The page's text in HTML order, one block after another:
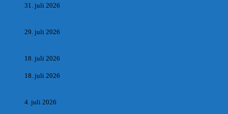
31. juli 2026
29. juli 2026
18. juli 2026
18. juli 2026
4. juli 2026